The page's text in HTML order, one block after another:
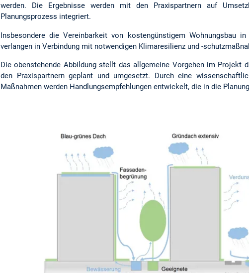
werden. Die Ergebnisse werden mit den Praxispartnern auf
Planungsprozess integriert.
Insbesondere die Vereinbarkeit von kostengünstigem Wohnungsbau
verlangen in Verbindung mit notwendigen Klimaresilienz und -
Die obenstehende Abbildung stellt das allgemeine Vorgehen im Projekt
den Praxispartnern geplant und umgesetzt. Durch eine
Maßnahmen werden Handlungsempfehlungen entwickelt, die in die